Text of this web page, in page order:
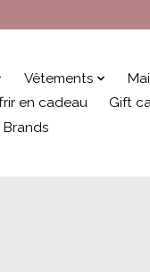
Vêtements
en cadeau
Gift
Brands